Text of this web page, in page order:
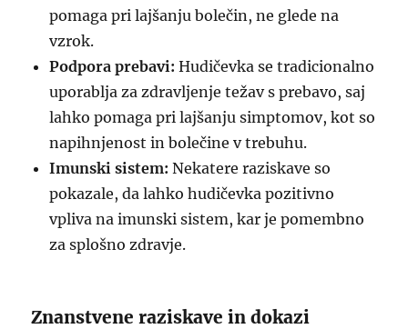
pomaga pri lajšanju bolečin, ne glede na
vzrok.
Podpora prebavi: Hudičevka se tradicionalno
uporablja za zdravljenje težav s prebavo, saj
lahko pomaga pri lajšanju simptomov, kot so
napihnjenost in bolečine v trebuhu.
Imunski sistem: Nekatere raziskave so
pokazale, da lahko hudičevka pozitivno
vpliva na imunski sistem, kar je pomembno
za splošno zdravje.
Znanstvene raziskave in dokazi